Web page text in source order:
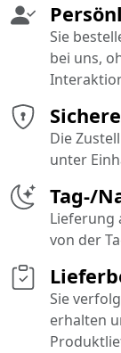
Die
unter
Tag-/
Lieferung
von der
Sie
bei uns,
Sie
erhalten